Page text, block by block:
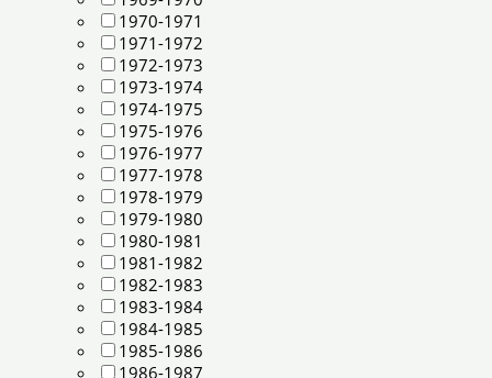
1970-1971
1971-1972
1972-1973
1973-1974
1974-1975
1975-1976
1976-1977
1977-1978
1978-1979
1979-1980
1980-1981
1981-1982
1982-1983
1983-1984
1984-1985
1985-1986
1986-1987